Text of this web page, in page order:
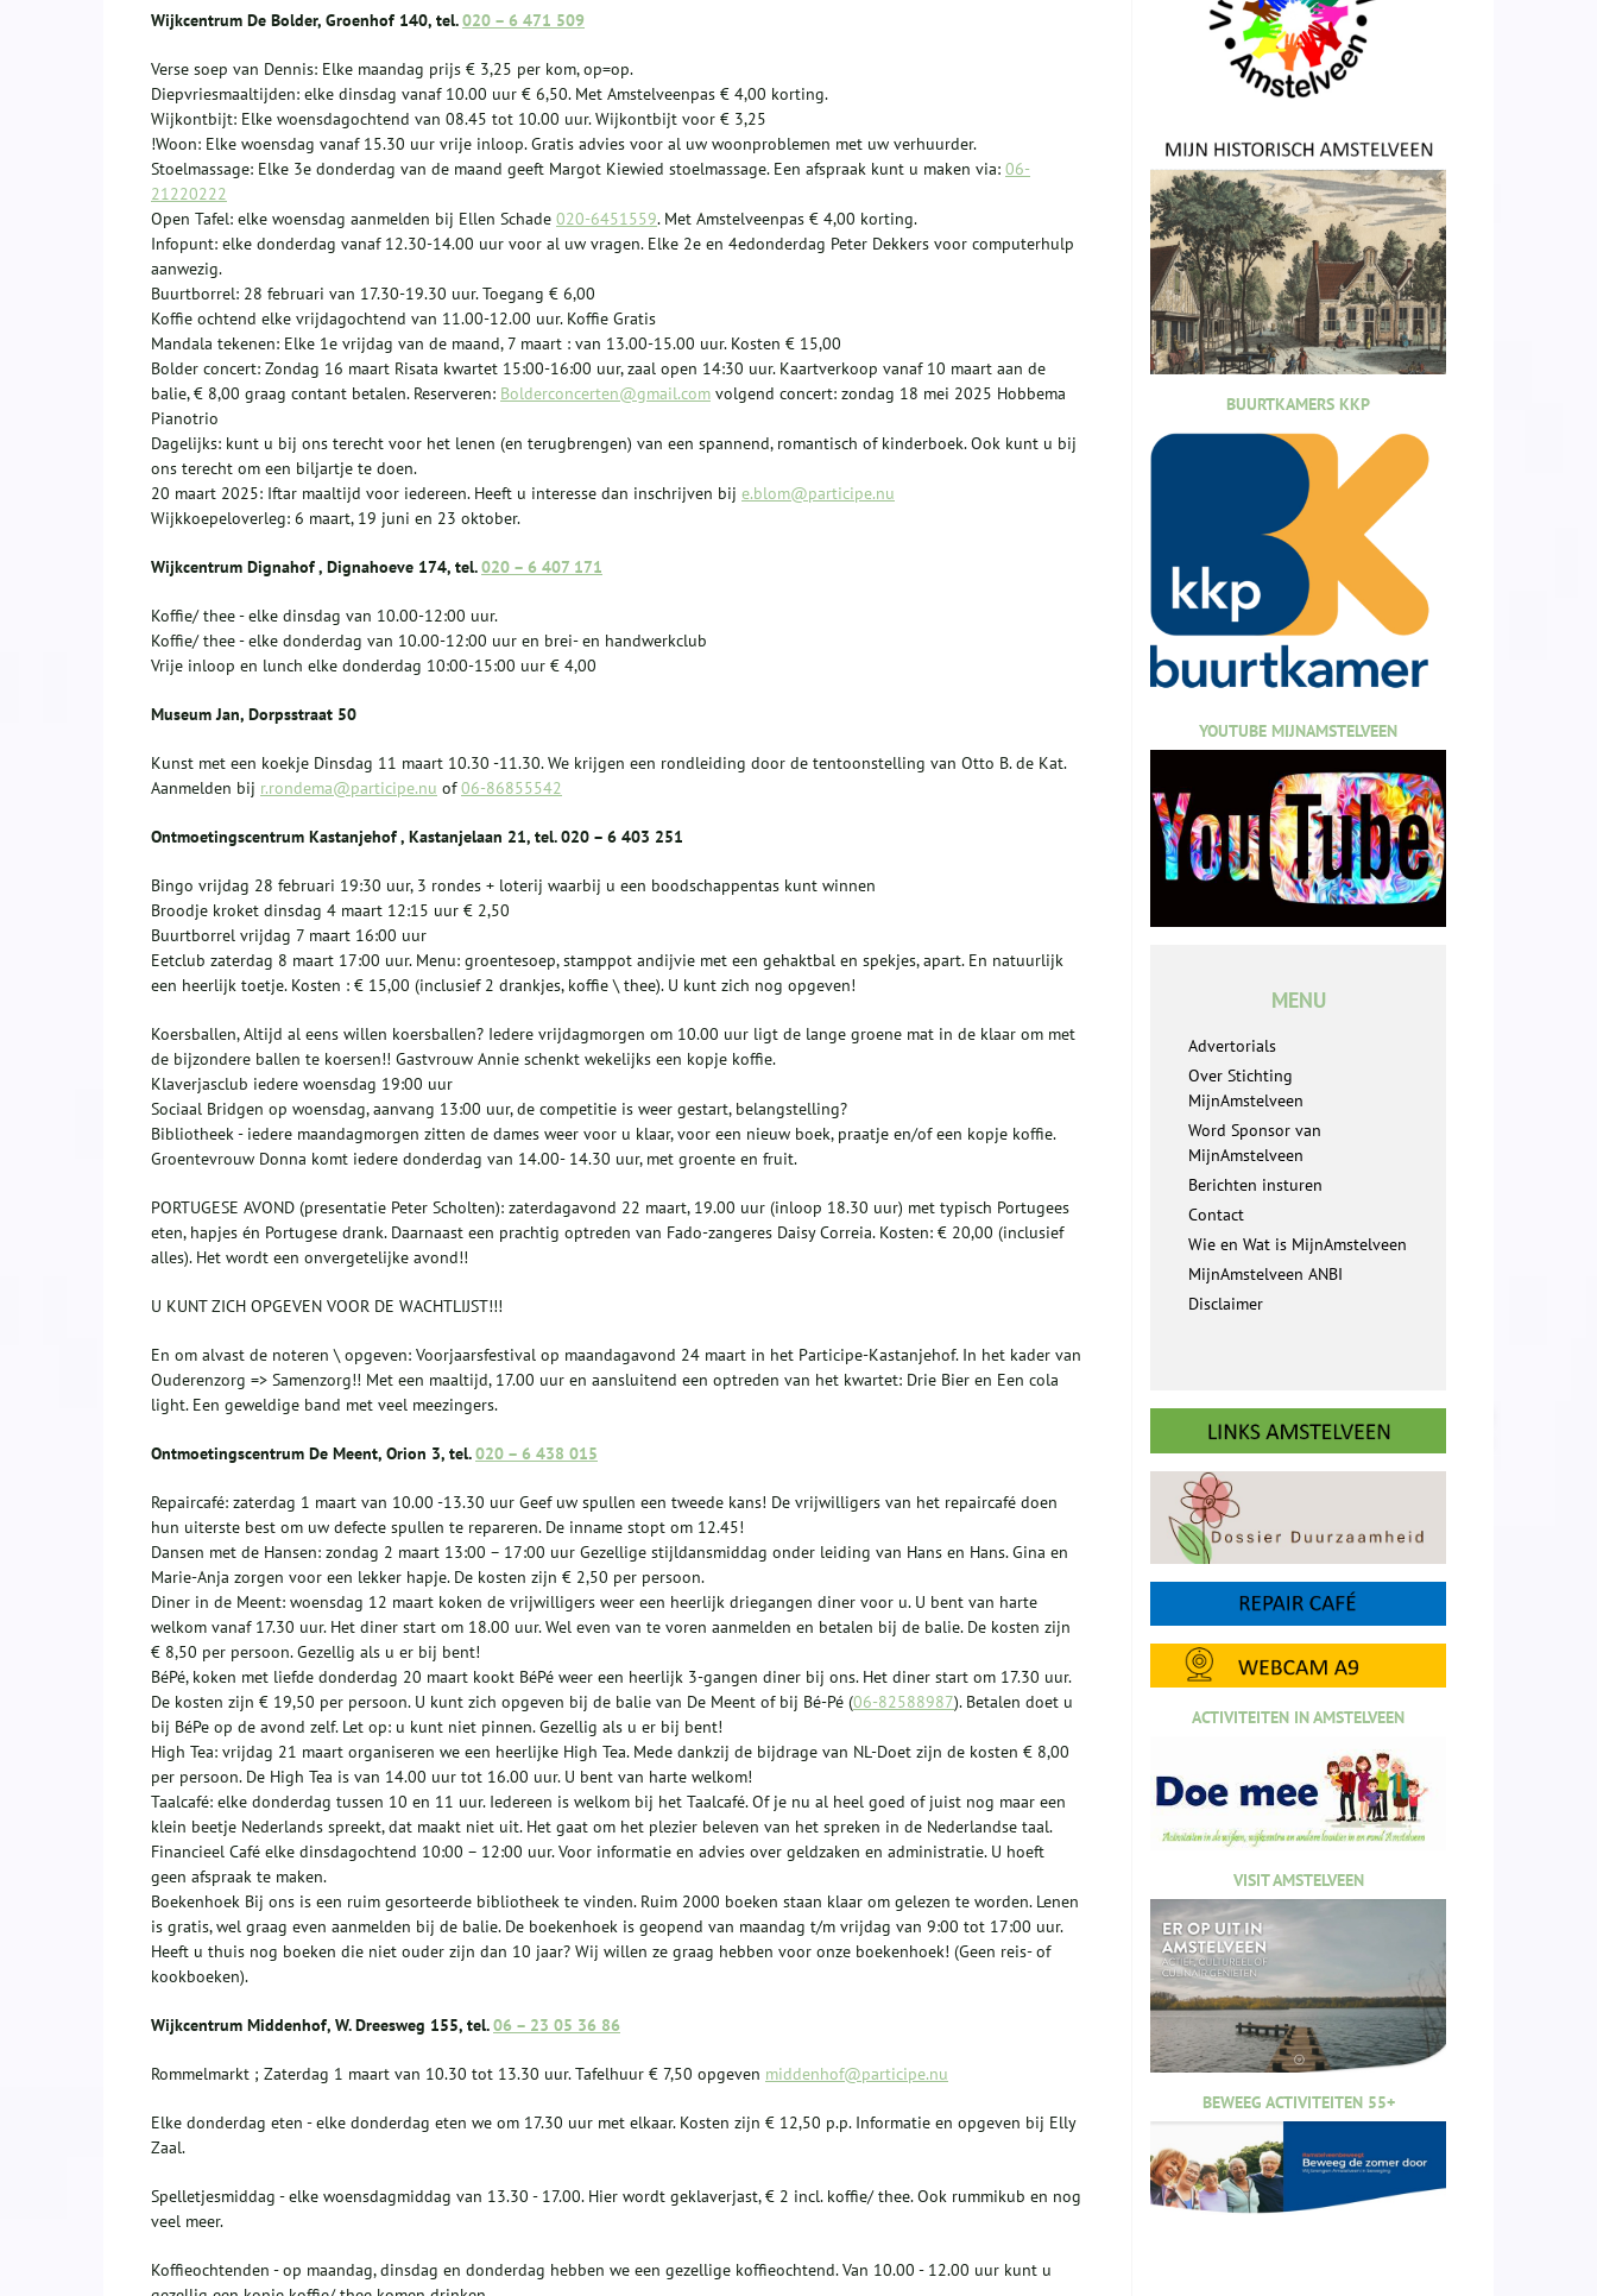
Wijkcentrum De Bolder, Groenhof 140, tel.020 – 6 471 509
Verse soep van Dennis: Elke maandag prijs € 3,25 per kom, op=op.
Diepvriesmaaltijden: elke dinsdag vanaf 10.00 uur € 6,50. Met Amstelveenpas € 4,00 korting.
Wijkontbijt: Elke woensdagochtend van 08.45 tot 10.00 uur. Wijkontbijt voor € 3,25
!Woon: Elke woensdag vanaf 15.30 uur vrije inloop. Gratis advies voor al uw woonproblemen met uw verhuurder.
Stoelmassage: Elke 3e donderdag van de maand geeft Margot Kiewied stoelmassage. Een afspraak kunt u maken via: 06-
21220222
Open Tafel: elke woensdag aanmelden bij Ellen Schade 020-6451559. Met Amstelveenpas € 4,00 korting.
Infopunt: elke donderdag vanaf 12.30-14.00 uur voor al uw vragen. Elke 2e en 4edonderdag Peter Dekkers voor computerhulp
aanwezig.
Buurtborrel: 28 februari van 17.30-19.30 uur. Toegang € 6,00
Koffie ochtend elke vrijdagochtend van 11.00-12.00 uur. Koffie Gratis
Mandala tekenen: Elke 1e vrijdag van de maand, 7 maart : van 13.00-15.00 uur. Kosten € 15,00
Bolder concert: Zondag 16 maart Risata kwartet 15:00-16:00 uur, zaal open 14:30 uur. Kaartverkoop vanaf 10 maart aan de
balie, € 8,00 graag contant betalen. Reserveren: Bolderconcerten@gmail.com volgend concert: zondag 18 mei 2025 Hobbema
Pianotrio
Dagelijks: kunt u bij ons terecht voor het lenen (en terugbrengen) van een spannend, romantisch of kinderboek. Ook kunt u bij
ons terecht om een biljartje te doen.
20 maart 2025: Iftar maaltijd voor iedereen. Heeft u interesse dan inschrijven bij e.blom@participe.nu
Wijkkoepeloverleg: 6 maart, 19 juni en 23 oktober.
Wijkcentrum Dignahof , Dignahoeve 174, tel.020 – 6 407 171
Koffie/ thee - elke dinsdag van 10.00-12:00 uur.
Koffie/ thee - elke donderdag van 10.00-12:00 uur en brei- en handwerkclub
Vrije inloop en lunch elke donderdag 10:00-15:00 uur € 4,00
Museum Jan, Dorpsstraat 50
Kunst met een koekje Dinsdag 11 maart 10.30 -11.30. We krijgen een rondleiding door de tentoonstelling van Otto B. de Kat.
Aanmelden bij r.rondema@participe.nu of06-86855542
Ontmoetingscentrum Kastanjehof , Kastanjelaan 21, tel. 020 – 6 403 251
Bingo vrijdag 28 februari 19:30 uur, 3 rondes + loterij waarbij u een boodschappentas kunt winnen
Broodje kroket dinsdag 4 maart 12:15 uur € 2,50
Buurtborrel vrijdag 7 maart 16:00 uur
Eetclub zaterdag 8 maart 17:00 uur. Menu: groentesoep, stamppot andijvie met een gehaktbal en spekjes, apart. En natuurlijk
een heerlijk toetje. Kosten : € 15,00 (inclusief 2 drankjes, koffie \ thee). U kunt zich nog opgeven!
Koersballen, Altijd al eens willen koersballen? Iedere vrijdagmorgen om 10.00 uur ligt de lange groene mat in de klaar om met
de bijzondere ballen te koersen!! Gastvrouw Annie schenkt wekelijks een kopje koffie.
Klaverjasclub iedere woensdag 19:00 uur
Sociaal Bridgen op woensdag, aanvang 13:00 uur, de competitie is weer gestart, belangstelling?
Bibliotheek - iedere maandagmorgen zitten de dames weer voor u klaar, voor een nieuw boek, praatje en/of een kopje koffie.
Groentevrouw Donna komt iedere donderdag van 14.00- 14.30 uur, met groente en fruit.
PORTUGESE AVOND (presentatie Peter Scholten): zaterdagavond 22 maart, 19.00 uur (inloop 18.30 uur) met typisch Portugees
eten, hapjes én Portugese drank. Daarnaast een prachtig optreden van Fado-zangeres Daisy Correia. Kosten: € 20,00 (inclusief
alles). Het wordt een onvergetelijke avond!!
U KUNT ZICH OPGEVEN VOOR DE WACHTLIJST!!!
En om alvast de noteren \ opgeven: Voorjaarsfestival op maandagavond 24 maart in het Participe-Kastanjehof. In het kader van
Ouderenzorg => Samenzorg!! Met een maaltijd, 17.00 uur en aansluitend een optreden van het kwartet: Drie Bier en Een cola
light. Een geweldige band met veel meezingers.
Ontmoetingscentrum De Meent, Orion 3, tel.020 – 6 438 015
Repaircafé: zaterdag 1 maart van 10.00 -13.30 uur Geef uw spullen een tweede kans! De vrijwilligers van het repaircafé doen
hun uiterste best om uw defecte spullen te repareren. De inname stopt om 12.45!
Dansen met de Hansen: zondag 2 maart 13:00 – 17:00 uur Gezellige stijldansmiddag onder leiding van Hans en Hans. Gina en
Marie-Anja zorgen voor een lekker hapje. De kosten zijn € 2,50 per persoon.
Diner in de Meent: woensdag 12 maart koken de vrijwilligers weer een heerlijk driegangen diner voor u. U bent van harte
welkom vanaf 17.30 uur. Het diner start om 18.00 uur. Wel even van te voren aanmelden en betalen bij de balie. De kosten zijn
€ 8,50 per persoon. Gezellig als u er bij bent!
BéPé, koken met liefde donderdag 20 maart kookt BéPé weer een heerlijk 3-gangen diner bij ons. Het diner start om 17.30 uur.
De kosten zijn € 19,50 per persoon. U kunt zich opgeven bij de balie van De Meent of bij Bé-Pé (06-82588987). Betalen doet u
bij BéPe op de avond zelf. Let op: u kunt niet pinnen. Gezellig als u er bij bent!
High Tea: vrijdag 21 maart organiseren we een heerlijke High Tea. Mede dankzij de bijdrage van NL-Doet zijn de kosten € 8,00
per persoon. De High Tea is van 14.00 uur tot 16.00 uur. U bent van harte welkom!
Taalcafé: elke donderdag tussen 10 en 11 uur. Iedereen is welkom bij het Taalcafé. Of je nu al heel goed of juist nog maar een
klein beetje Nederlands spreekt, dat maakt niet uit. Het gaat om het plezier beleven van het spreken in de Nederlandse taal.
Financieel Café elke dinsdagochtend 10:00 – 12:00 uur. Voor informatie en advies over geldzaken en administratie. U hoeft
geen afspraak te maken.
Boekenhoek Bij ons is een ruim gesorteerde bibliotheek te vinden. Ruim 2000 boeken staan klaar om gelezen te worden. Lenen
is gratis, wel graag even aanmelden bij de balie. De boekenhoek is geopend van maandag t/m vrijdag van 9:00 tot 17:00 uur.
Heeft u thuis nog boeken die niet ouder zijn dan 10 jaar? Wij willen ze graag hebben voor onze boekenhoek! (Geen reis- of
kookboeken).
Wijkcentrum Middenhof, W. Dreesweg 155, tel.06 – 23 05 36 86
Rommelmarkt ; Zaterdag 1 maart van 10.30 tot 13.30 uur. Tafelhuur € 7,50 opgeven middenhof@participe.nu
Elke donderdag eten - elke donderdag eten we om 17.30 uur met elkaar. Kosten zijn € 12,50 p.p. Informatie en opgeven bij Elly
Zaal.
Spelletjesmiddag - elke woensdagmiddag van 13.30 - 17.00. Hier wordt geklaverjast, € 2 incl. koffie/ thee. Ook rummikub en nog
veel meer.
Koffieochtenden - op maandag, dinsdag en donderdag hebben we een gezellige koffieochtend. Van 10.00 - 12.00 uur kunt u
BUURTKAMERS KKP
YOUTUBE MIJNAMSTELVEEN
MENU
Advertorials
Over Stichting
MijnAmstelveen
Word Sponsor van
MijnAmstelveen
Berichten insturen
Contact
Wie en Wat is MijnAmstelveen
MijnAmstelveen ANBI
Disclaimer
ACTIVITEITEN IN AMSTELVEEN
VISIT AMSTELVEEN
BEWEEG ACTIVITEITEN 55+